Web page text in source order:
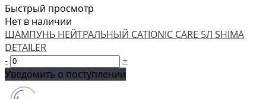
Быстрый просмотр
Нет в наличии
ШАМПУНЬ НЕЙТРАЛЬНЫЙ CATIONIC CARE 5Л SHIMA
DETAILER
-
+
Уведомить о поступлении